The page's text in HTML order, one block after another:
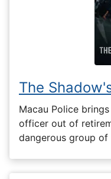
The
Macau Police
officer out of
dangerous group